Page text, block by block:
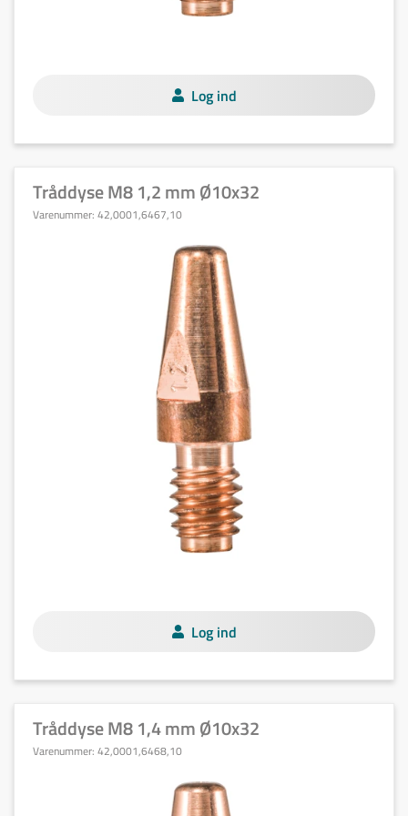
Log ind
Tråddyse M8 1,2 mm Ø10x32
Varenummer: 42,0001,6467,10
Log ind
Tråddyse M8 1,4 mm Ø10x32
Varenummer: 42,0001,6468,10